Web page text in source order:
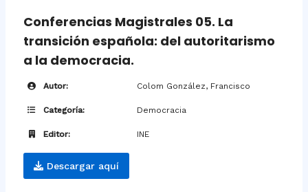
Conferencias Magistrales 05. La
transición española: del autoritarismo
a la democracia.
Autor: Colom González, Francisco
Categoría: Democracia
Editor: INE
Descargar aquí